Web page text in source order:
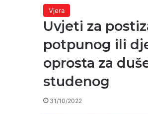
Vjera
Uvjeti za
potpunog ili
oprosta za
studenog
31/10/2022